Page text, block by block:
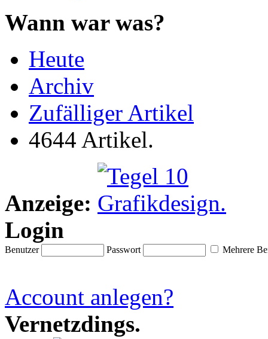
Wann war was?
Heute
Archiv
Zufälliger Artikel
4644 Artikel.
Anzeige:
Login
Benutzer Passwort Mehrere
Account anlegen?
Vernetzdings.